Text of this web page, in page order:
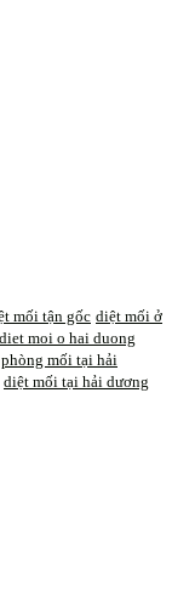
mối tận gốc diệt mối ở
diet moi o hai duong
phòng mối tại hải
diệt mối tại hải dương